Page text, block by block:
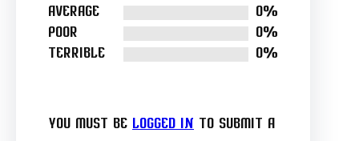
of
Average
0%
Poor
0%
Terrible
0%
You must be logged in
to submit a